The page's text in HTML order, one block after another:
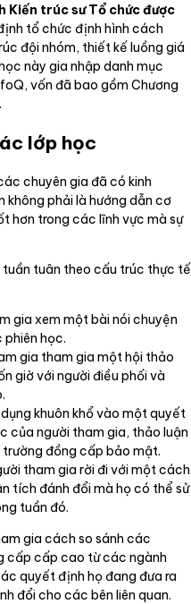
Kiến trúc sư Tổ chức được
tổ chức định hình cách
đội nhóm, thiết kế luồng giá
này gia nhập danh mục
vốn đã bao gồm Chương
lớp học
chuyên gia đã có kinh
không phải là hướng dẫn cơ
hơn trong các lĩnh vực mà sự
tuân theo cấu trúc thực tế
gia xem một bài nói chuyện
học.
gia tham gia một hội thảo
giờ với người điều phối và
khuôn khổ vào một quyết
của người tham gia, thảo luận
đồng cấp bảo mật.
tham gia rời đi với một cách
tích đánh đổi mà họ có thể sử
tuần đó.
gia cách so sánh các
cấp cấp cao từ các ngành
quyết định họ đang đưa ra
đổi cho các bên liên quan.